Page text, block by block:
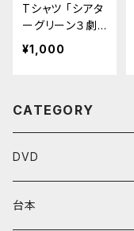
Tシャツ 「シアタ
ーグリーン３劇
場連動企画」ラ
イトブルー
¥1,000
CATEGORY
DVD
Performenシリーズ
台本